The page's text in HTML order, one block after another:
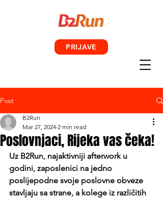
PRIJAVE
Post
Poslovnjaci, Rijeka vas čeka!
B2Run
Mar 27, 2024 2 min read
Uz B2Run, najaktivniji afterwork u
godini, zaposlenici na jedno
poslijepodne svoje poslovne obveze
stavljaju sa strane, a kolege iz različitih